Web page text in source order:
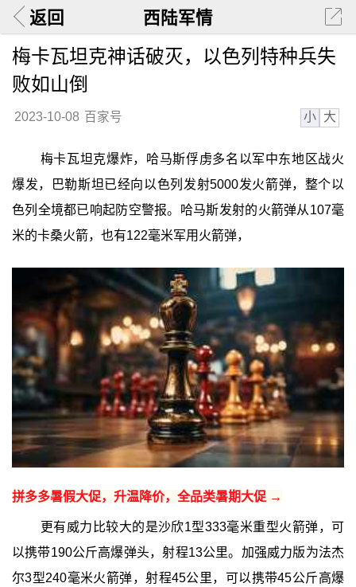
返回 西陆军情
梅卡瓦坦克神话破灭，以色列特种兵失
败如山倒
2023-10-08 百家号 小 大
梅卡瓦坦克爆炸，哈马斯俘虏多名以军中东地区战火
爆发，巴勒斯坦已经向以色列发射5000发火箭弹，整个以
色列全境都已响起防空警报。哈马斯发射的火箭弹从107毫
米的卡桑火箭，也有122毫米军用火箭弹，
拼多多暑假大促，升温降价，全品类暑期大促 →
更有威力比较大的是沙欣1型333毫米重型火箭弹，可
以携带190公斤高爆弹头，射程13公里。加强威力版为法杰
尔3型240毫米火箭弹，射程45公里，可以携带45公斤高爆